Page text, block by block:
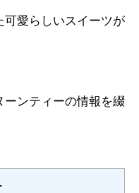
可愛らしいスイーツが
ンティーの情報を綴